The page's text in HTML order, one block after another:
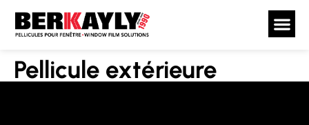
Pellicule extérieure